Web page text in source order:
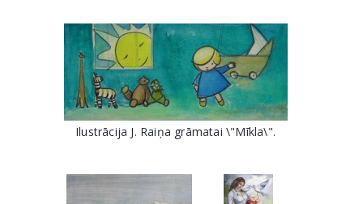
Ilustrācija J. Raiņa grāmatai \"Mīkla\".